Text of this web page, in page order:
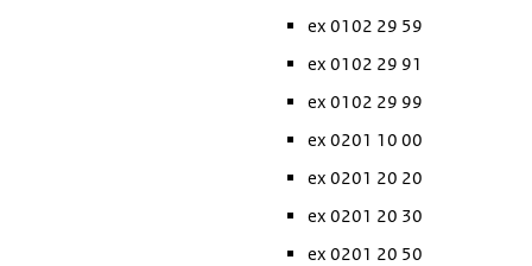
ex 0102 29 59
ex 0102 29 91
ex 0102 29 99
ex 0201 10 00
ex 0201 20 20
ex 0201 20 30
ex 0201 20 50